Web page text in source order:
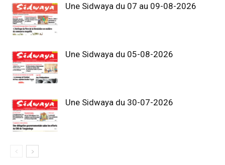
Une Sidwaya du 07 au 09-08-2026
Une Sidwaya du 05-08-2026
Une Sidwaya du 30-07-2026